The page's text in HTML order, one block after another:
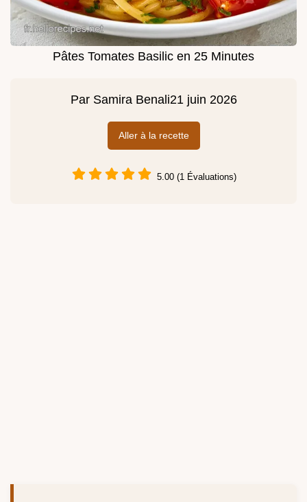
Pâtes Tomates Basilic en 25 Minutes
Par Samira Benali21 juin 2026
Aller à la recette
5.00 (1 Évaluations)